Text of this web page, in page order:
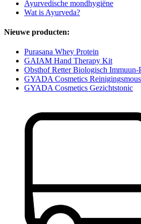
Ayurvedische mondhygiëne
Wat is Ayurveda?
Nieuwe producten:
Purasana Whey Protein
GAIAM Hand Therapy Kit
Obsthof Retter Biologisch
GYADA Cosmetics
GYADA Cosmetics Gezichtstonic